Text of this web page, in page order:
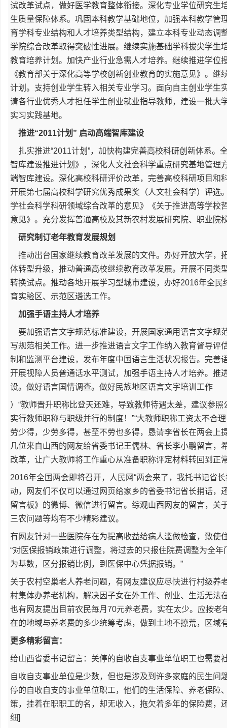
试改革试点，做好医学教育整体衔接。深化专业学位研究生
生质量保障体系。巩固本科教学基础地位，加强本科教学管
育学科专业结构和人才培养类型结构，建立本科专业动态调
学院综合改革取得突破性进展。继续实施基础学科拔尖学生
教育培养计划。加快产业行业急需人才培养。继续推进学位
《教育部关于深化高等学校创新创业教育的实施意见》。继
计划。支持创业学生转入相关专业学习。面向自主创业学生
请各行业优秀人才担任学生创业就业指导教师，建设一批大
实习实践基地。
推进“2011计划” 启动高端智库建设
扎实推进“2011计划”，加快构建完善高校科研创新体系。
智库建设推进计划》，深化人文社会科学重点研究基地管理
端智库建设。深化高校科研评价改革，完善高校科研项目和
开展第七届高校科学研究优秀成果奖（人文社会科学）评选
学社会科学科研领域综合改革的意见》《关于推进高等学校
意见》。充分发挥普通高校及其新农村发展研究院、职业院
研究制订老年教育发展规划
推动出台国家继续教育改革发展的文件。办好开放大学，
体转型升级，推动普通高校继续教育改革发展。开展不同类
转换试点。推动各地开展学习型城市建设，办好2016年全民
育实验区、示范区遴选工作。
加强手语主持人才培养
要加强语言文字规范标准建设，开展国家通用语言文字规
写规范相关工作。进一步推进语言文字工作纳入教育督导评
制和监测平台建设，发布年度中国语言生活状况报告。完善
开展视障人员普通话水平测试，加强手语主持人才培养。推
设。做好语言国情调查。做好民族地区语言文字培训工作
）“教师晋升职称比登天还难，导致教师待遇太差，建议参
实行教师职称与职级并行的制度！”“大教师职称工资太不合
劳少得，少劳多得，甚至不劳也多得，恳请李省长在两会上
几位来自山西的网友给省委书记王儒林、省长李小鹏留言，
改革，让广大教师将工作重心从准备职称评定材料转回到正
2016年全国两会即将召开，人民网“两会来了，我托书记省
动，网友们不仅可以通过网页给家乡的省委书记省长捎话，
留言板》的微博、微信进行留言。综观山西网友的留言，关
三农问题等均有不少精彩建议。
有网友针对一些医院存在为提高收益给病人滥做检查，致使
“对医保报销政策进行调整，将过去的只报住院费调整为全
为基数，区分报销比例，到医保中心凭据报销。”
关于农村空巢老人养老问题，有网友建议应尽快进行村级养
村集体办养老机构，解决因子女在外工作、创业、生活无法
也有网友提出目前农民毎月70元养老费，实在太少。应按老
在的地域与养老费的多少统筹考虑，做到土地不撩荒，区域
更多精彩留言：
给山西省委书记留言：关停的自收自支事业单位职工也需要
自收自支事业单位是少数，但也是涉及到许多家庭的民生问
停的自收自支的事业单位职工，他们的生活保障、养老保障
策，挂着在职职工的名，却无收入，拖欠着多年的保险费，
细]